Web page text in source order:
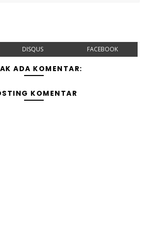
DISQUS FACEBOOK
ADA KOMENTAR:
KOMENTAR